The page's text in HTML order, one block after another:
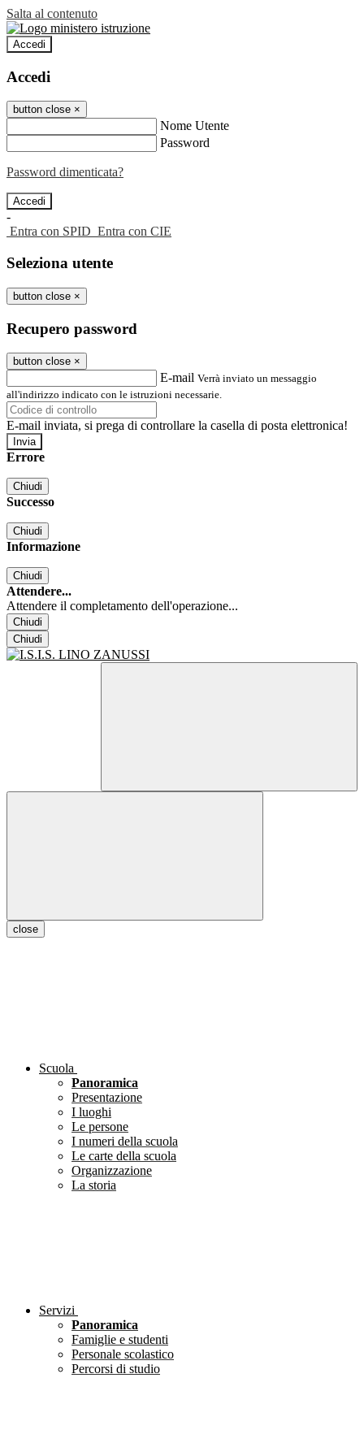
Salta al contenuto
Accedi
Accedi
button close ×
Nome Utente
Password
Password dimenticata?
-
Entra con SPID Entra con CIE
Seleziona utente
button close ×
Recupero password
button close ×
E-mail Verrà inviato un messaggio
all'indirizzo indicato con le istruzioni necessarie.
E-mail inviata, si prega di controllare la casella di posta elettronica!
Errore
Chiudi
Successo
Chiudi
Informazione
Chiudi
Attendere...
Attendere il completamento dell'operazione...
Chiudi
Chiudi
close
Scuola
Panoramica
Presentazione
I luoghi
Le persone
I numeri della scuola
Le carte della scuola
Organizzazione
La storia
Servizi
Panoramica
Famiglie e studenti
Personale scolastico
Percorsi di studio